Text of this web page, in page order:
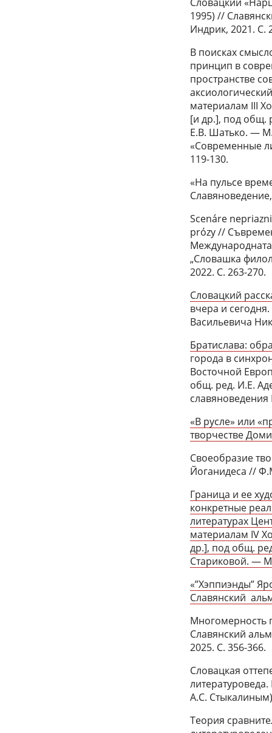
1995) //
Индрик, 2021. С.
В поисках
принцип в
пространстве
материалам III
[и др.], под общ.
Е.В. Шатько. —
«Современные
119-130.
«На пульсе
Scenáre
prózy //
„Словашка
2022. C. 263-270.
Словацкий
вчера и
Васильевича
Братислава:
города в
Восточной
общ. ред. И.Е.
славяноведения
«В русле» или
творчестве
Своеобразие
Йоганидеса //
Граница и ее
конкретные
литературах
материалам IV
др.], под общ.
Стариковой. —
«”Хэппиэнды”
Славянский
Многомерность
Славянский
2025. С. 356-366.
Словацкая
А.С.
Теория